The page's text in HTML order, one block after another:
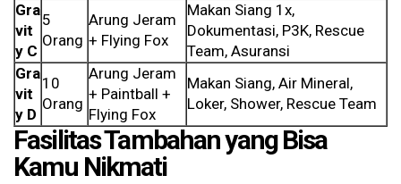
Gra
vit
y C
5
Orang
Arung Jeram
+ Flying Fox
Makan Siang 1x,
Dokumentasi, P3K, Rescue
Team, Asuransi
Gra
vit
y D
10
Orang
Arung Jeram
+ Paintball +
Flying Fox
Makan Siang, Air Mineral,
Loker, Shower, Rescue Team
Fasilitas Tambahan yang Bisa
Kamu Nikmati